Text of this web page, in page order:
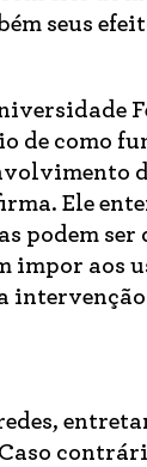
seus
de como
Ele
podem
aos